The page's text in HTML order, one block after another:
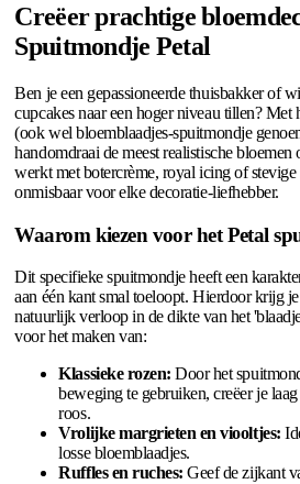
Creëer prachtige
Spuitmondje Petal
Ben je een gepassioneerde thuisbakker of
cupcakes naar een hoger niveau tillen? Met
(ook wel bloemblaadjes-spuitmondje
handomdraai de meest realistische
werkt met botercrème, royal icing of
onmisbaar voor elke decoratie-liefhebber.
Waarom kiezen voor het Petal
Dit specifieke spuitmondje heeft een
aan één kant smal toeloopt. Hierdoor krijg
natuurlijk verloop in de dikte van het
voor het maken van:
Klassieke rozen: Door het
beweging te gebruiken, creëer je
roos.
Vrolijke margrieten en viooltjes:
losse bloemblaadjes.
Ruffles en ruches: Geef de zijkant